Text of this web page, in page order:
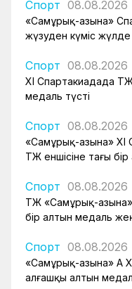
Спорт 08.08.2026
«Самұрық-Қазына»
жүзуден күміс жүлде
Спорт 08.08.2026
XI Спартакиадада
медаль түсті
Спорт 08.08.2026
«Самұрық-Қазына»
ҚТЖ еншісіне тағы
Спорт 08.08.2026
ҚТЖ «Самұрық-
бір алтын медаль
Спорт 08.08.2026
«Самұрық-Қазына» АҚ
алғашқы алтын